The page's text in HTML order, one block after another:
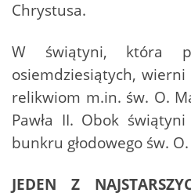
Chrystusa.
W świątyni, która
osiemdziesiątych,
relikwiom m.in. św. O.
Pawła II. Obok
bunkru głodowego św.
JEDEN Z